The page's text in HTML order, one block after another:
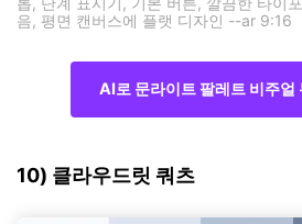
음, 평면 캔버스에 플랫 디자인 --ar 9:16
AI로 문라이트 팔레트 비주얼
10) 클라우드릿 쿼츠